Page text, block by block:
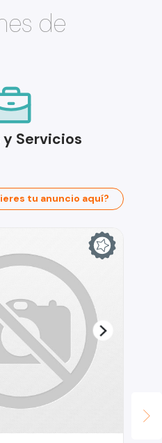
de
y Servicios
tu anuncio aquí?